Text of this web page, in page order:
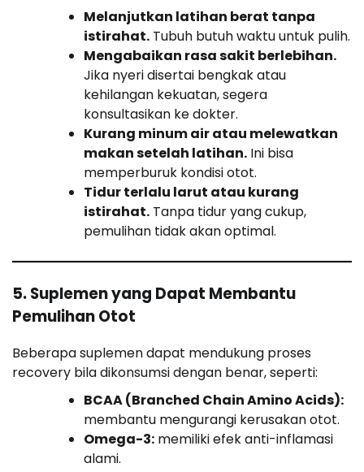
Melanjutkan latihan berat tanpa
istirahat. Tubuh butuh waktu untuk pulih.
Mengabaikan rasa sakit berlebihan.
Jika nyeri disertai bengkak atau
kehilangan kekuatan, segera
konsultasikan ke dokter.
Kurang minum air atau melewatkan
makan setelah latihan. Ini bisa
memperburuk kondisi otot.
Tidur terlalu larut atau kurang
istirahat. Tanpa tidur yang cukup,
pemulihan tidak akan optimal.
5. Suplemen yang Dapat Membantu
Pemulihan Otot
Beberapa suplemen dapat mendukung proses
recovery bila dikonsumsi dengan benar, seperti:
BCAA (Branched Chain Amino Acids):
membantu mengurangi kerusakan otot.
Omega-3: memiliki efek anti-inflamasi
alami.